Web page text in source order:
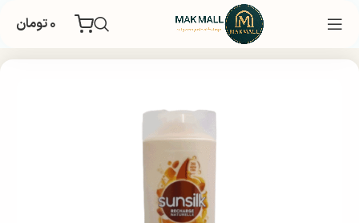
۰تومان
مراقبت و زیبایی مو